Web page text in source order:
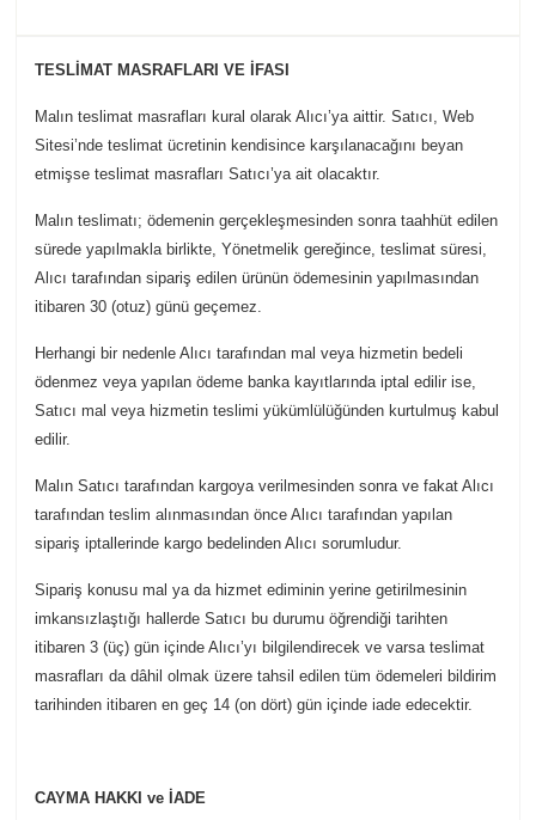
TESLİMAT MASRAFLARI VE İFASI
Malın teslimat masrafları kural olarak Alıcı’ya aittir. Satıcı, Web
Sitesi’nde teslimat ücretinin kendisince karşılanacağını beyan
etmişse teslimat masrafları Satıcı’ya ait olacaktır.
Malın teslimatı; ödemenin gerçekleşmesinden sonra taahhüt edilen
sürede yapılmakla birlikte, Yönetmelik gereğince, teslimat süresi,
Alıcı tarafından sipariş edilen ürünün ödemesinin yapılmasından
itibaren 30 (otuz) günü geçemez.
Herhangi bir nedenle Alıcı tarafından mal veya hizmetin bedeli
ödenmez veya yapılan ödeme banka kayıtlarında iptal edilir ise,
Satıcı mal veya hizmetin teslimi yükümlülüğünden kurtulmuş kabul
edilir.
Malın Satıcı tarafından kargoya verilmesinden sonra ve fakat Alıcı
tarafından teslim alınmasından önce Alıcı tarafından yapılan
sipariş iptallerinde kargo bedelinden Alıcı sorumludur.
Sipariş konusu mal ya da hizmet ediminin yerine getirilmesinin
imkansızlaştığı hallerde Satıcı bu durumu öğrendiği tarihten
itibaren 3 (üç) gün içinde Alıcı’yı bilgilendirecek ve varsa teslimat
masrafları da dâhil olmak üzere tahsil edilen tüm ödemeleri bildirim
tarihinden itibaren en geç 14 (on dört) gün içinde iade edecektir.
CAYMA HAKKI ve İADE